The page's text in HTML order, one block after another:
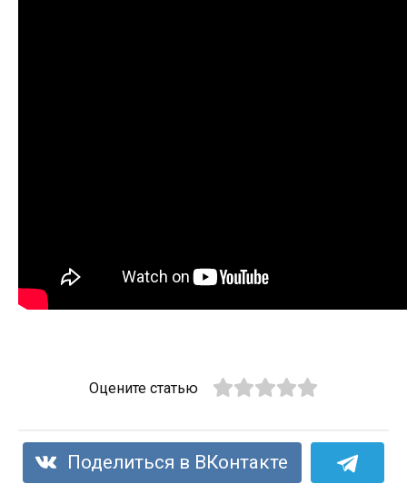
Оцените статью
Поделиться в ВКонтакте